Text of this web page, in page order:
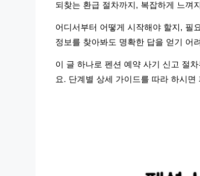
되찾는 환급 절차까지, 복잡하게 느껴
어디서부터 어떻게 시작해야 할지, 필
정보를 찾아봐도 명확한 답을 얻기 어
이 글 하나로 펜션 예약 사기 신고 절
요. 단계별 상세 가이드를 따라 하시